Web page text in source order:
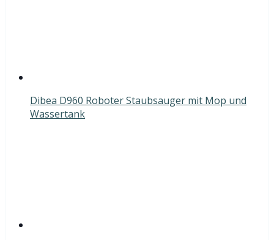
Dibea D960 Roboter Staubsauger mit Mop und
Wassertank